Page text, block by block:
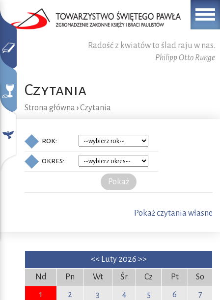
Radość z kwiatów to ślad raju w nas.
Philipp Otto Runge
Czytania
Strona główna ›Czytania
rok:
okres:
Pokaż
Pokaż czytania własne
<< Luty 2026 >>
Nd
Pn Wt Śr Cz Pt
So
1
2 3 4 5 6
7